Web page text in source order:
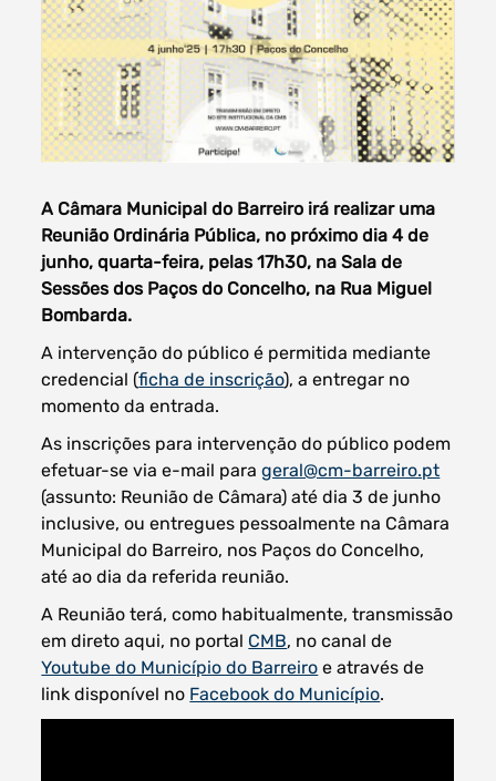
Filtro dos anos
Filtros dos meses
data
procurar
A Câmara Municipal do Barreiro irá realizar uma
Reunião Ordinária Pública, no próximo dia 4 de
junho, quarta-feira, pelas 17h30, na Sala de
Sessões dos Paços do Concelho, na Rua Miguel
Bombarda.
A intervenção do público é permitida mediante
credencial (ficha de inscrição), a entregar no
momento da entrada.
As inscrições para intervenção do público podem
efetuar-se via e-mail parageral@cm-barreiro.pt
(assunto: Reunião de Câmara) até dia 3 de junho
inclusive, ou entregues pessoalmente na Câmara
Municipal do Barreiro, nos Paços do Concelho,
até ao dia da referida reunião.
A Reunião terá, como habitualmente, transmissão
em direto aqui, no portal CMB, no canal de
Youtube do Município do Barreiro e através de
link disponível no Facebook do Município.